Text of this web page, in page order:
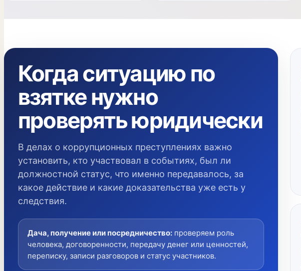
Когда ситуацию по
взятке нужно
проверять юридически
В делах о коррупционных преступлениях важно
установить, кто участвовал в событиях, был ли
должностной статус, что именно передавалось, за
какое действие и какие доказательства уже есть у
следствия.
Дача, получение или посредничество: проверяем роль
человека, договоренности, передачу денег или ценностей,
переписку, записи разговоров и статус участников.